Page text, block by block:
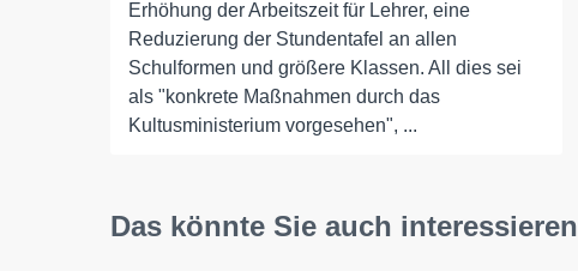
Erhöhung der Arbeitszeit für Lehrer, eine
Reduzierung der Stundentafel an allen
Schulformen und größere Klassen. All dies sei
als "konkrete Maßnahmen durch das
Kultusministerium vorgesehen", ...
Das könnte Sie auch interessieren